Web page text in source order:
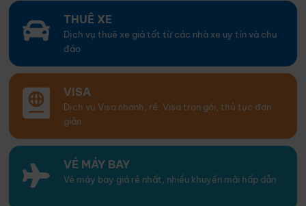
THUÊ XE
Dịch vụ thuê xe giá tốt từ các nhà xe uy tín và chu
đáo
VISA
Dịch vụ Visa nhanh, rẻ. Visa trọn gói, thủ tục đơn
giản
VÉ MÁY BAY
Vé máy bay giá rẻ nhất, nhiều khuyến mãi hấp dẫn